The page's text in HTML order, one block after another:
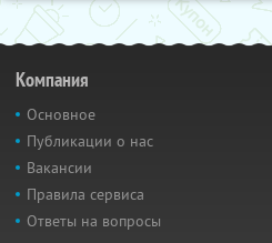
Компания
Основное
Публикации о нас
Вакансии
Правила сервиса
Ответы на вопросы